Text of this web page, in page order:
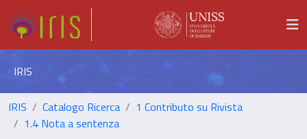
IRIS
IRIS Catalogo Ricerca
1 Contributo su Rivista
1.4 Nota a sentenza